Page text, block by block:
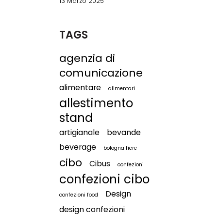
TAGS
agenzia di
comunicazione
alimentare alimentari
allestimento
stand
artigianale
bevande
beverage
bologna fiere
cibo Cibus confezioni
confezioni cibo
confezioni food
Design
design confezioni